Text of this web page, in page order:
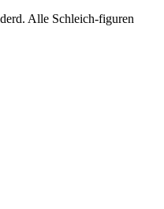
Alle Schleich-figuren